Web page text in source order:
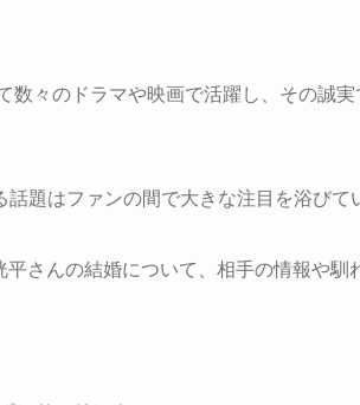
々のドラマや映画で活躍し、その誠
題はファンの間で大きな注目を浴びて
さんの結婚について、相手の情報や馴